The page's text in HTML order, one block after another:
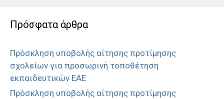
Πρόσφατα άρθρα
Πρόσκληση υποβολής αίτησης προτίμησης
σχολείων για προσωρινή τοποθέτηση
εκπαιδευτικών ΕΑΕ
Πρόσκληση υποβολής αίτησης προτίμησης